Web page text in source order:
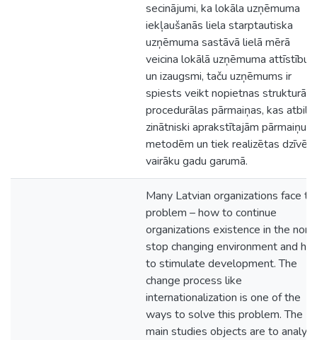
secinājumi, ka lokāla uzņēmuma
iekļaušanās liela starptautiska
uzņēmuma sastāvā lielā mērā
veicina lokālā uzņēmuma attīstību
un izaugsmi, taču uzņēmums ir
spiests veikt nopietnas
procedurālas pārmaiņas, kas atbilst
zinātniski aprakstītajām pārmaiņu
metodēm un tiek realizētas dzīvē
vairāku gadu garumā.
Many Latvian organizations face
problem – how to continue
organizations existence in the non-
stop changing environment and
to stimulate development. The
change process like
internationalization is one of the
ways to solve this problem. The
main studies objects are to